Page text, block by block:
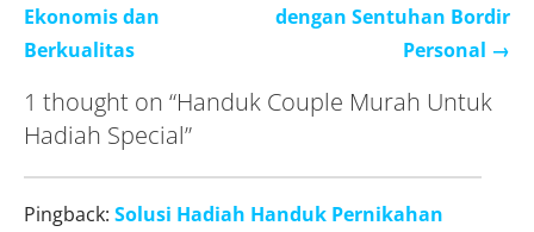
Ekonomis dan
Berkualitas
dengan Sentuhan Bordir
Personal →
1 thought on “Handuk Couple Murah Untuk
Hadiah Special”
Pingback: Solusi Hadiah Handuk Pernikahan